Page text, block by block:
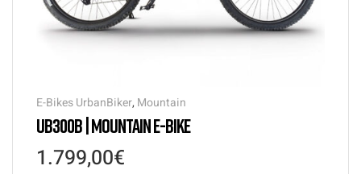
E-Bikes UrbanBiker, Mountain
UB300B | MOUNTAIN E-BIKE
1.799,00€